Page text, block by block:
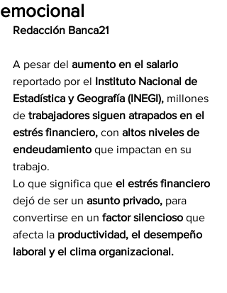
emocional
Redacción Banca21
A pesar del aumento en el salario
reportado por el Instituto Nacional de
Estadística y Geografía (INEGI), millones
de trabajadores siguen atrapados en el
estrés financiero, con altos niveles de
endeudamiento que impactan en su
trabajo.
Lo que significa que el estrés financiero
dejó de ser un asunto privado, para
convertirse en un factor silencioso que
afecta la productividad, el desempeño
laboral y el clima organizacional.